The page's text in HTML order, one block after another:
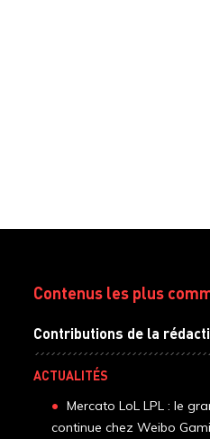
Contenus les plus
Contributions de la
ACTUALITÉS
Mercato LoL LPL : le
continue chez Weibo